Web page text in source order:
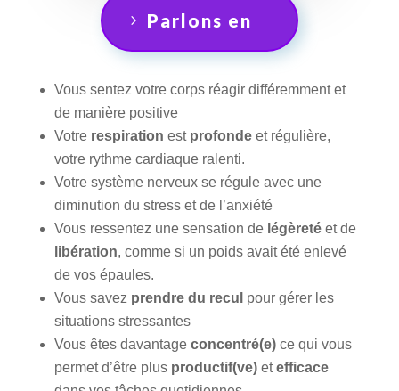
Parlons en
Vous sentez votre corps réagir différemment et
de manière positive
Votre respiration est profondeet régulière,
votre rythme cardiaque ralenti.
Votre système nerveux se régule avec une
diminution du stress et de l’anxiété
Vous ressentez une sensation de légèretéet de
libération, comme si un poids avait été enlevé
de vos épaules.
Vous savez prendre du recul pour gérer les
situations stressantes
Vous êtes davantage concentré(e)ce qui vous
permet d’être plus productif(ve)etefficace